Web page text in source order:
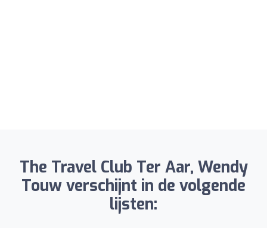
The Travel Club Ter Aar, Wendy
Touw verschijnt in de volgende
lijsten: